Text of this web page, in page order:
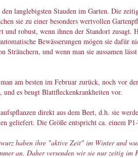
langlebigsten Stauden im Garten. Die
sie zu einer besonders wertvollen
und robust, wenn ihnen der Standort zusagt.
Bewässerungen mögen sie dafür
Sträuchern, und wenn man sie aussamen
am besten im Februar zurück, noch vor
und es beugt Blattfleckenkrankheiten vor.
direkt aus dem Beet, d.h. sie
geliefert. Die Größe entspricht ca. einem
haben ihre "aktive Zeit" im Winter und
an. Daher versenden wir sie nur zeitig im